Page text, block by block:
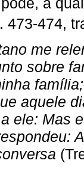
473-474,
me
sobre
aquele
ele: Mas